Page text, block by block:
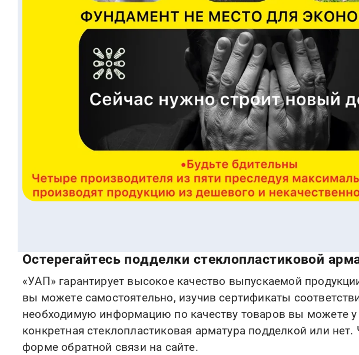
Остерегайтесь подделки стеклопластиковой
«УАП» гарантирует высокое качество выпускаемой
вы можете самостоятельно, изучив сертификаты
необходимую информацию по качеству товаров вы можете
конкретная стеклопластиковая арматура подделкой или
форме обратной связи на сайте.